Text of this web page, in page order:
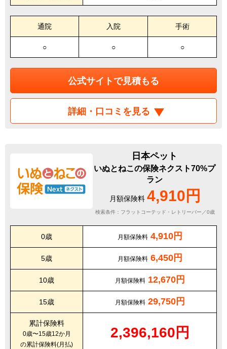
通院 入院 手術
○ ○ ○
公式サイトで見積もる
詳細・口コミを見る
日本ペット
いぬとねこの保険ネクスト70%プ
ラン
月額保険料 4,910円
検索条件：フラットコーテッド・レトリーバー／0歳
0歳 月額保険料 4,910円
5歳 月額保険料 6,450円
10歳 月額保険料 12,670円
15歳 月額保険料 29,750円
累計保険料
0歳〜15歳12か月
の累計保険料(月払)
2,396,160円